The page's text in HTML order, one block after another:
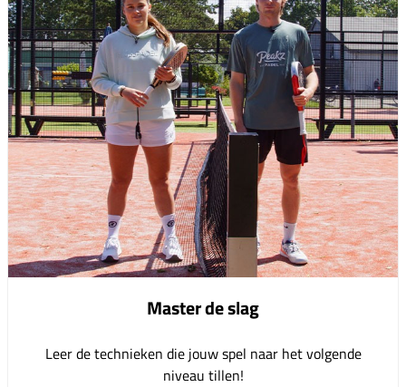
Master de slag
Leer de technieken die jouw spel naar het volgende
niveau tillen!